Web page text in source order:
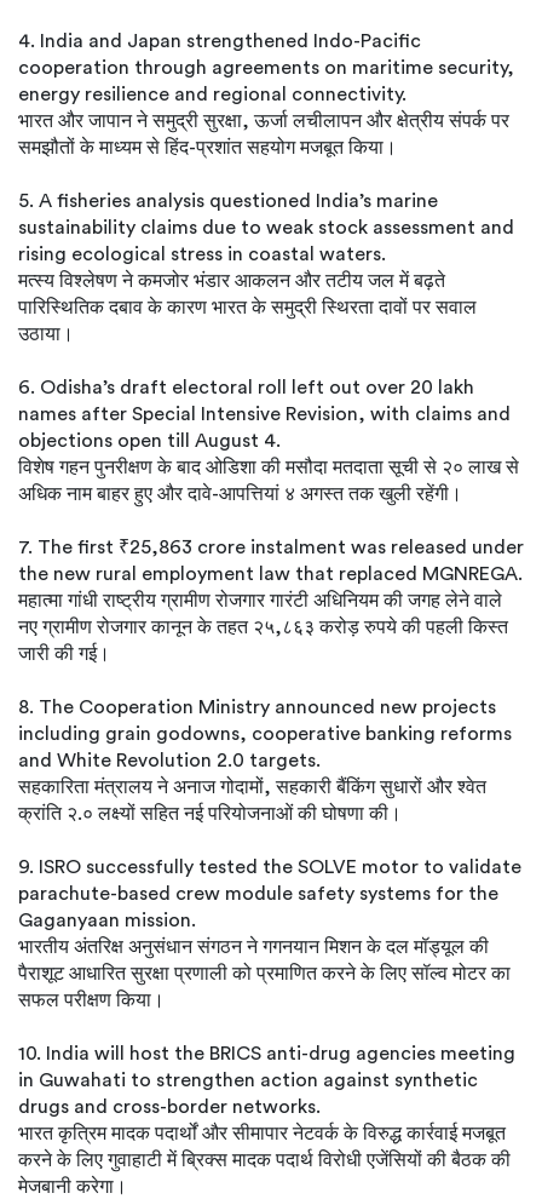
4. India and Japan strengthened Indo-Pacific
cooperation through agreements on maritime security,
energy resilience and regional connectivity.
भारत और जापान ने समुद्री सुरक्षा, ऊर्जा लचीलापन और क्षेत्रीय संपर्क पर
समझौतों के माध्यम से हिंद-प्रशांत सहयोग मजबूत किया।
5. A fisheries analysis questioned India’s marine
sustainability claims due to weak stock assessment and
rising ecological stress in coastal waters.
मत्स्य विश्लेषण ने कमजोर भंडार आकलन और तटीय जल में बढ़ते
पारिस्थितिक दबाव के कारण भारत के समुद्री स्थिरता दावों पर सवाल
उठाया।
6. Odisha’s draft electoral roll left out over 20 lakh
names after Special Intensive Revision, with claims and
objections open till August 4.
विशेष गहन पुनरीक्षण के बाद ओडिशा की मसौदा मतदाता सूची से २० लाख से
अधिक नाम बाहर हुए और दावे-आपत्तियां ४ अगस्त तक खुली रहेंगी।
7. The first ₹25,863 crore instalment was released under
the new rural employment law that replaced MGNREGA.
महात्मा गांधी राष्ट्रीय ग्रामीण रोजगार गारंटी अधिनियम की जगह लेने वाले
नए ग्रामीण रोजगार कानून के तहत २५,८६३ करोड़ रुपये की पहली किस्त
जारी की गई।
8. The Cooperation Ministry announced new projects
including grain godowns, cooperative banking reforms
and White Revolution 2.0 targets.
सहकारिता मंत्रालय ने अनाज गोदामों, सहकारी बैंकिंग सुधारों और श्वेत
क्रांति २.० लक्ष्यों सहित नई परियोजनाओं की घोषणा की।
9. ISRO successfully tested the SOLVE motor to validate
parachute-based crew module safety systems for the
Gaganyaan mission.
भारतीय अंतरिक्ष अनुसंधान संगठन ने गगनयान मिशन के दल मॉड्यूल की
पैराशूट आधारित सुरक्षा प्रणाली को प्रमाणित करने के लिए सॉल्व मोटर का
सफल परीक्षण किया।
10. India will host the BRICS anti-drug agencies meeting
in Guwahati to strengthen action against synthetic
drugs and cross-border networks.
भारत कृत्रिम मादक पदार्थों और सीमापार नेटवर्क के विरुद्ध कार्रवाई मजबूत
करने के लिए गुवाहाटी में ब्रिक्स मादक पदार्थ विरोधी एजेंसियों की बैठक की
मेजबानी करेगा।